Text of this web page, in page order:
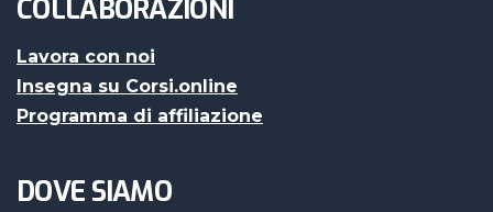
COLLABORAZIONI
Lavora con noi
Insegna su Corsi.online
Programma di affiliazione
DOVE SIAMO